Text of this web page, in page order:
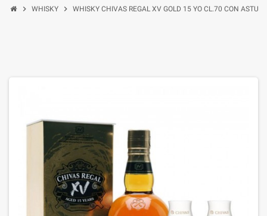
chevron_right WHISKY chevron_right WHISKY CHIVAS REGAL XV GOLD 15 YO CL.70 CON